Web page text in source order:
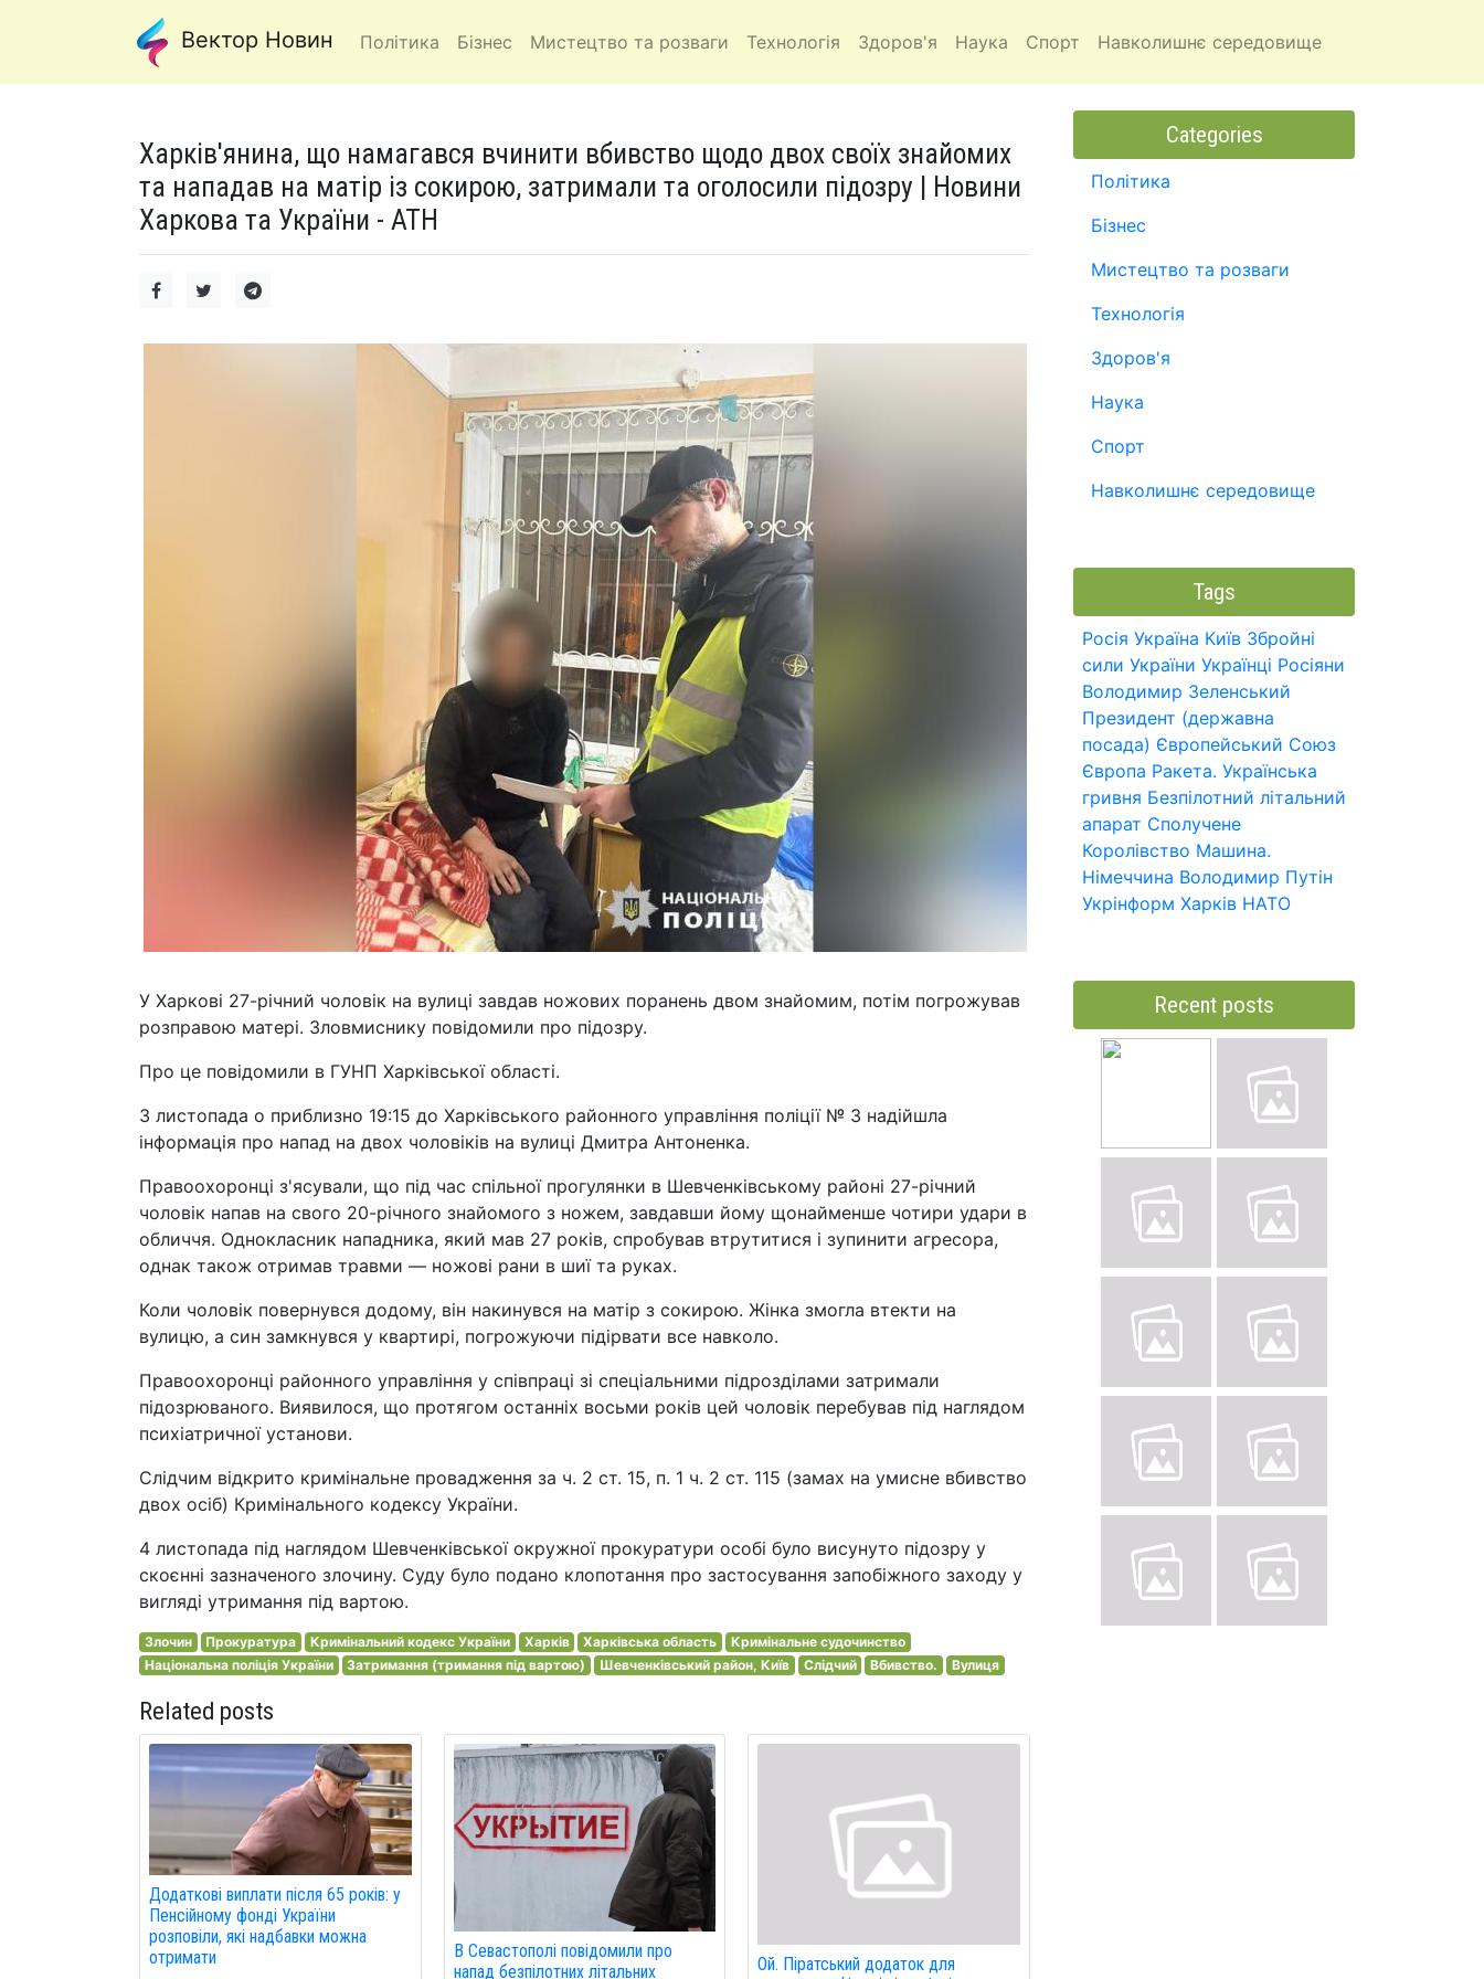
Вектор Новин Політика Бізнес Мистецтво та розваги Технологія Здоров'я Наука Спорт Навколишнє середовище
Харків'янина, що намагався вчинити вбивство щодо двох своїх знайомих
та нападав на матір із сокирою, затримали та оголосили підозру | Новини
Харкова та України - АТН
У Харкові 27-річний чоловік на вулиці завдав ножових поранень двом знайомим, потім погрожував
розправою матері. Зловмиснику повідомили про підозру.
Про це повідомили в ГУНП Харківської області.
3 листопада о приблизно 19:15 до Харківського районного управління поліції № 3 надійшла
інформація про напад на двох чоловіків на вулиці Дмитра Антоненка.
Правоохоронці з'ясували, що під час спільної прогулянки в Шевченківському районі 27-річний
чоловік напав на свого 20-річного знайомого з ножем, завдавши йому щонайменше чотири удари в
обличчя. Однокласник нападника, який мав 27 років, спробував втрутитися і зупинити агресора,
однак також отримав травми — ножові рани в шиї та руках.
Коли чоловік повернувся додому, він накинувся на матір з сокирою. Жінка змогла втекти на
вулицю, а син замкнувся у квартирі, погрожуючи підірвати все навколо.
Правоохоронці районного управління у співпраці зі спеціальними підрозділами затримали
підозрюваного. Виявилося, що протягом останніх восьми років цей чоловік перебував під наглядом
психіатричної установи.
Слідчим відкрито кримінальне провадження за ч. 2 ст. 15, п. 1 ч. 2 ст. 115 (замах на умисне вбивство
двох осіб) Кримінального кодексу України.
4 листопада під наглядом Шевченківської окружної прокуратури особі було висунуто підозру у
скоєнні зазначеного злочину. Суду було подано клопотання про застосування запобіжного заходу у
вигляді утримання під вартою.
Злочин Прокуратура Кримінальний кодекс України Харків Харківська область
Кримінальне судочинство
Національна поліція України
Затримання (тримання під вартою) Шевченківський район, Київ Слідчий Вбивство. Вулиця
Related posts
Додаткові виплати після 65 років: у
Пенсійному фонді України
розповіли, які надбавки можна
отримати
В Севастополі повідомили про
напад безпілотних літальних
Ой. Піратський додаток для
Categories
Політика
Бізнес
Мистецтво та розваги
Технологія
Здоров'я
Наука
Спорт
Навколишнє середовище
Tags
Росія Україна Київ Збройні
сили України Українці Росіяни
Володимир Зеленський
Президент (державна
посада) Європейський Союз
Європа Ракета. Українська
гривня Безпілотний літальний
апарат Сполучене
Королівство Машина.
Німеччина Володимир Путін
Укрінформ Харків НАТО
Recent posts